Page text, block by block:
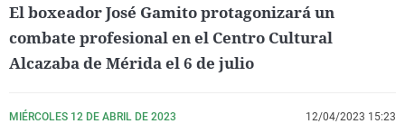
El boxeador José Gamito protagonizará un
combate profesional en el Centro Cultural
Alcazaba de Mérida el 6 de julio
MIÉRCOLES 12 DE ABRIL DE 2023 12/04/2023 15:23